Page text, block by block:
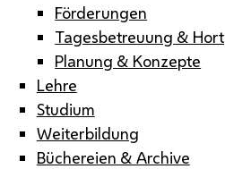
Förderungen
Tagesbetreuung & Hort
Planung & Konzepte
Lehre
Studium
Weiterbildung
Büchereien & Archive